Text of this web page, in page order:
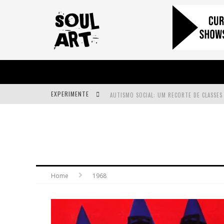
EXPERIMENTE
Home 1968